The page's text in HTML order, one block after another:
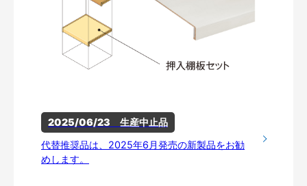
2025/06/23　生産中止品
代替推奨品は、2025年6月発売の新製品をお勧
めします。